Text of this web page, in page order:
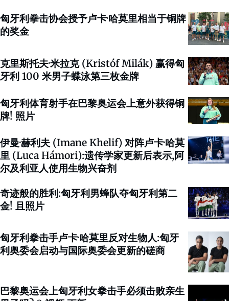
匈牙利拳击协会授予卢卡·哈莫里相当于铜牌
的奖金
克里斯托夫·米拉克 (Kristóf Milák) 赢得匈
牙利 100 米男子蝶泳第三枚金牌
匈牙利体育射手在巴黎奥运会上意外获得铜
牌! 照片
伊曼·赫利夫 (Imane Khelif) 对阵卢卡·哈莫
里 (Luca Hámori):遗传学家更新后表示,阿
尔及利亚人使用生物兴奋剂
奇迹般的胜利:匈牙利男蜂队夺匈牙利第二
金! 且照片
匈牙利拳击手卢卡·哈莫里反对生物人:匈牙
利奥委会启动与国际奥委会更新的磋商
巴黎奥运会上匈牙利女拳击手必须击败亲生